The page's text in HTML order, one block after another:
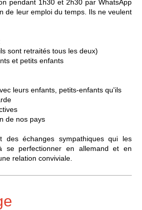
pendant 1h30 et 2h30 par WhatsApp
de leur emploi du temps. Ils ne veulent
sont retraités tous les deux)
et petits enfants
leurs enfants, petits-enfants qu'ils
de nos pays
des échanges sympathiques qui les
se perfectionner en allemand et en
relation conviviale.